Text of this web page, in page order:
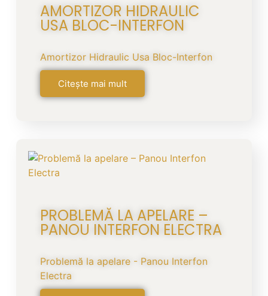
AMORTIZOR HIDRAULIC
USA BLOC-INTERFON
Amortizor Hidraulic Usa Bloc-Interfon
Citește mai mult
PROBLEMĂ LA APELARE –
PANOU INTERFON ELECTRA
Problemă la apelare - Panou Interfon
Electra